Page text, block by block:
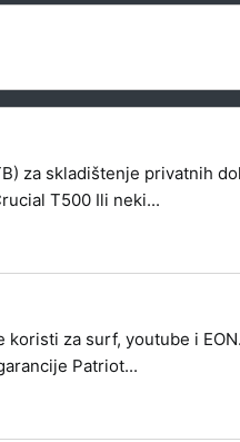
za skladištenje privatnih
T500 Ili neki...
za surf, youtube i
Patriot...